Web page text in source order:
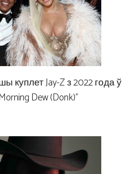
куплет Jay-Z з 2022 года ў
Dew (Donk)”